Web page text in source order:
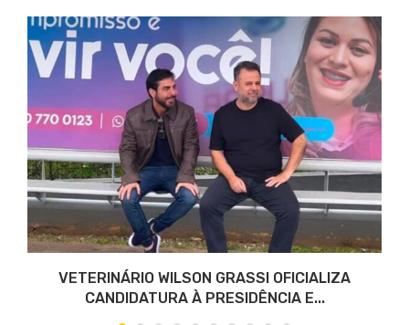
VETERINÁRIO WILSON GRASSI OFICIALIZA
CANDIDATURA À PRESIDÊNCIA E...